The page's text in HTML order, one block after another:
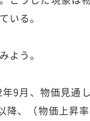
いる。
よう。
9月、物価見通
降、（物価上昇